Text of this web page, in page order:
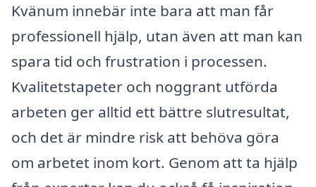
Kvänum innebär inte bara att man får
professionell hjälp, utan även att man kan
spara tid och frustration i processen.
Kvalitetstapeter och noggrant utförda
arbeten ger alltid ett bättre slutresultat,
och det är mindre risk att behöva göra
om arbetet inom kort. Genom att ta hjälp